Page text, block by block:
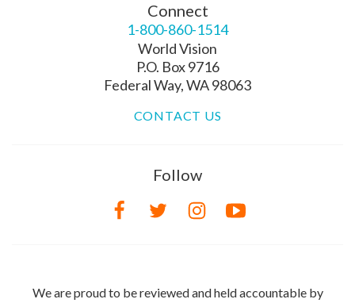
Connect
1-800-860-1514
World Vision
P.O. Box 9716
Federal Way, WA 98063
CONTACT US
Follow
We are proud to be reviewed and held accountable by